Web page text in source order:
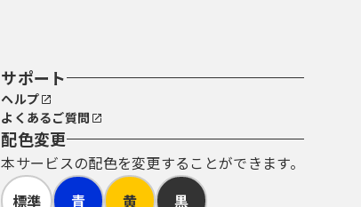
サポート
ヘルプ
よくあるご質問
配色変更
本サービスの配色を変更することができます。
標準
青 黄 黒